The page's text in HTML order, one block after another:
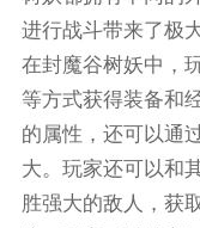
进行战斗带来了极
在封魔谷树妖中，
等方式获得装备和
的属性，还可以通
大。玩家还可以和
胜强大的敌人，获